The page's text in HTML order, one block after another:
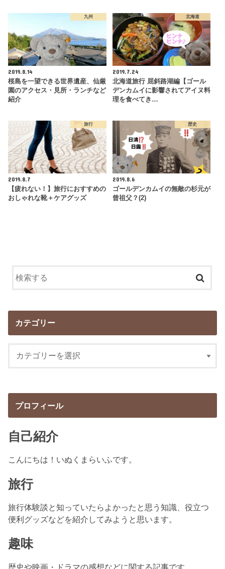
九州
2019.8.14
桜島を一望できる世界遺産、仙厳
園のアクセス・見所・ランチなど
紹介
北海道
2019.7.24
北海道旅行 屈斜路湖編【ゴール
デンカムイに影響されてアイヌ料
理を食べてき…
旅行
2019.8.7
【疲れない！】旅行におすすめの
おしゃれな靴＋ケアグッズ
歴史
2019.8.6
ゴールデンカムイの無敵の杉元が
曾祖父？(2)
カテゴリー
プロフィール
自己紹介
こんにちは！いぬくまらいふです。
旅行
旅行体験談と知っていたらよかったと思う知識、役立つ
便利グッズなどを紹介してみようと思います。
趣味
歴史や映画・ドラマの感想などに関する記事です。